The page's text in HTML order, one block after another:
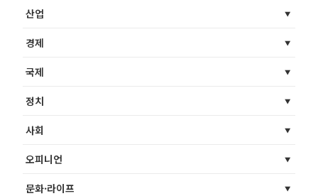
산업
경제
국제
정치
사회
오피니언
문화·라이프